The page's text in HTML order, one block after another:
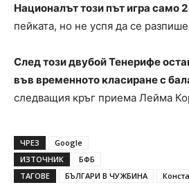
Националът този път игра само
пейката, но не успя да се
След този двубой Тенерифе
във временното класиране с
следващия кръг приема Лейма
ЧРЕЗ
Google
ИЗТОЧНИК
БФБ
ТАГОВЕ
БЪЛГАРИ В ЧУЖБИНА